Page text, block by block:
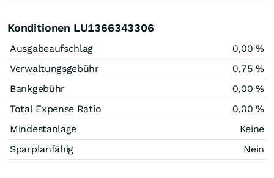
Konditionen LU1366343306
Ausgabeaufschlag
0,00 %
Verwaltungsgebühr
0,75 %
Bankgebühr
0,00 %
Total Expense Ratio
0,00 %
Mindestanlage
Keine
Sparplanfähig
Nein